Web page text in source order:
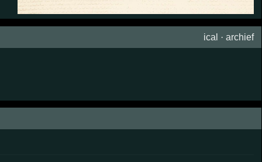
ical ·archief